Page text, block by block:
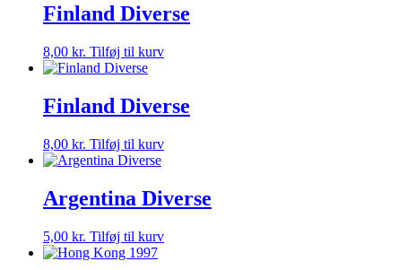
Finland Diverse
8,00 kr. Tilføj til kurv
Finland Diverse
8,00 kr. Tilføj til kurv
Argentina Diverse
5,00 kr. Tilføj til kurv